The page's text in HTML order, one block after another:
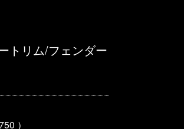
トリム/フェンダー
）